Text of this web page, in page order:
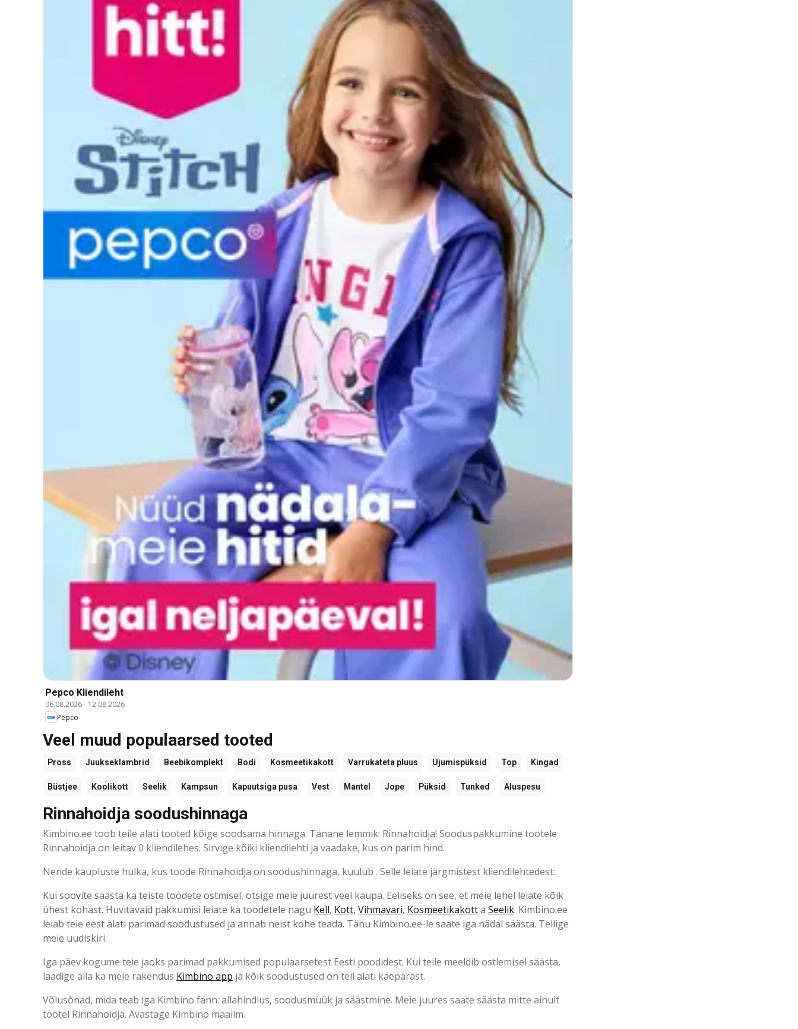
Pepco Kliendileht
06.08.2026- 12.08.2026
Pepco
Veel muud populaarsed tooted
Pross Juukseklambrid Beebikomplekt Bodi Kosmeetikakott Varrukateta pluus Ujumispüksid Top Kingad
Büstjee Koolikott Seelik Kampsun Kapuutsiga pusa Vest Mantel Jope Püksid Tunked Aluspesu
Rinnahoidja soodushinnaga
Kimbino.ee toob teile alati tooted kõige soodsama hinnaga. Tänane lemmik: Rinnahoidja! Sooduspakkumine tootele
Rinnahoidja on leitav 0 kliendilehes. Sirvige kõiki kliendilehti ja vaadake, kus on parim hind.
Nende kaupluste hulka, kus toode Rinnahoidja on soodushinnaga, kuulub . Selle leiate järgmistest kliendilehtedest:
Kui soovite säästa ka teiste toodete ostmisel, otsige meie juurest veel kaupa. Eeliseks on see, et meie lehel leiate kõik
ühest kohast. Huvitavaid pakkumisi leiate ka toodetele nagu Kell, Kott, Vihmavari, Kosmeetikakotta Seelik. Kimbino.ee
leiab teie eest alati parimad soodustused ja annab neist kohe teada. Tänu Kimbino.ee-le saate iga nädal säästa. Tellige
meie uudiskiri.
Iga päev kogume teie jaoks parimad pakkumised populaarsetest Eesti poodidest. Kui teile meeldib ostlemisel säästa,
laadige alla ka meie rakendus Kimbino app ja kõik soodustused on teil alati käepärast.
Võlusõnad, mida teab iga Kimbino fänn: allahindlus, soodusmüük ja säästmine. Meie juures saate säästa mitte ainult
tootel Rinnahoidja. Avastage Kimbino maailm.